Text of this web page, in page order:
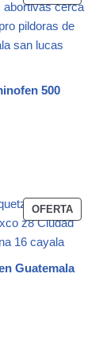
500
OFERTA
Guatemala